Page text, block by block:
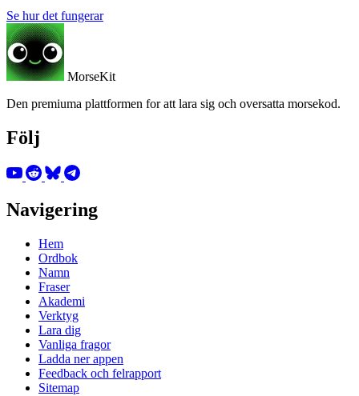
Se hur det fungerar
MorseKit
Den premiuma plattformen for att lara sig och oversatta morsekod.
Följ
Navigering
Hem
Ordbok
Namn
Fraser
Akademi
Verktyg
Lara dig
Vanliga fragor
Ladda ner appen
Feedback och felrapport
Sitemap